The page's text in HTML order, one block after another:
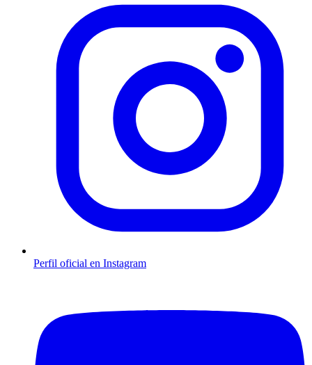
Perfil oficial en Instagram